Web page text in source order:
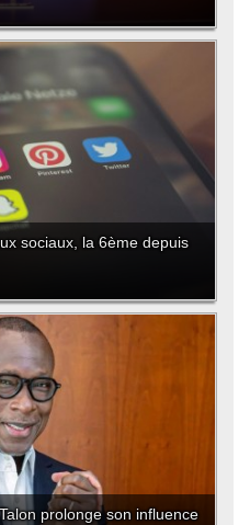
sociaux, la 6ème depuis
prolonge son influence